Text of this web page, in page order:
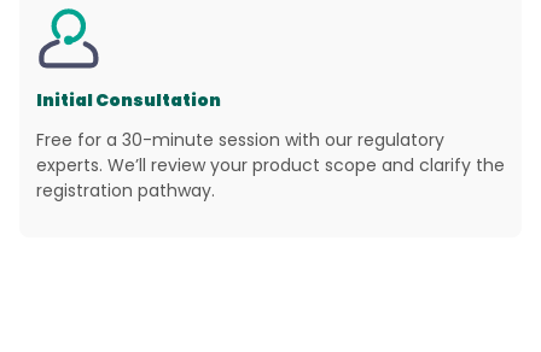
Initial Consultation
Free for a 30-minute session with our regulatory
experts. We’ll review your product scope and clarify the
registration pathway.